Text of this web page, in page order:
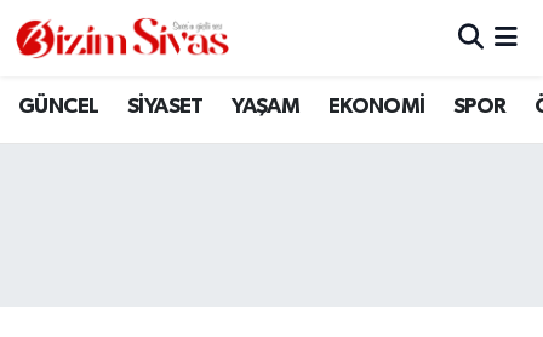
GÜNCEL SİYASET YAŞAM EKONOMİ SPOR
ARAMIZDAN AYRILANLAR
Sivas Nöbetçi Eczaneler